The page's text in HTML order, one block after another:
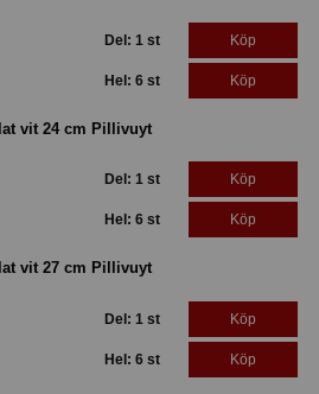
Del: 1 st Köp
Hel: 6 st Köp
vit 24 cm Pillivuyt
Del: 1 st Köp
Hel: 6 st Köp
vit 27 cm Pillivuyt
Del: 1 st Köp
Hel: 6 st Köp